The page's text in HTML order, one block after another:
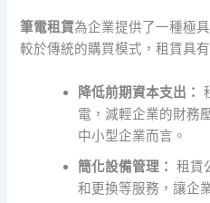
筆電租賃為企業提供了一種極
較於傳統的購買模式，租賃具
降低前期資本支出：
電，減輕企業的財務
中小型企業而言。
簡化設備管理： 租賃
和更換等服務，讓企